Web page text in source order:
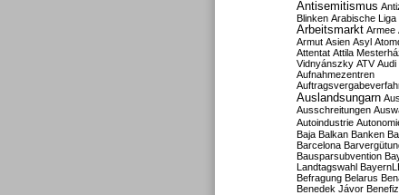
Antisemitismus
Blinken Arabische Liga
Arbeitsmarkt Armee
Armut Asien Asyl
Attentat Attila
Vidnyánszky ATV Audi
Aufnahmezentren
Auslandsungarn
Ausschreitungen
Autoindustrie
Baja Balkan Banken
Barcelona
Bausparsubvention
Landtagswahl
Befragung Belarus
Benedek Jávor